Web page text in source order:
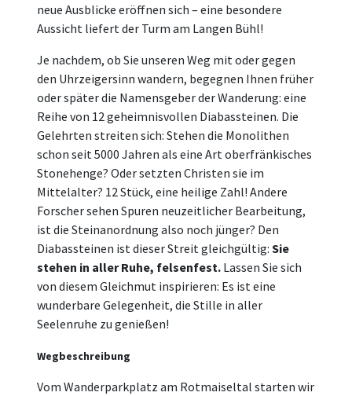
neue Ausblicke eröffnen sich – eine besondere
Aussicht liefert der Turm am Langen Bühl!
Je nachdem, ob Sie unseren Weg mit oder gegen
den Uhrzeigersinn wandern, begegnen Ihnen früher
oder später die Namensgeber der Wanderung: eine
Reihe von 12 geheimnisvollen Diabassteinen. Die
Gelehrten streiten sich: Stehen die Monolithen
schon seit 5000 Jahren als eine Art oberfränkisches
Stonehenge? Oder setzten Christen sie im
Mittelalter? 12 Stück, eine heilige Zahl! Andere
Forscher sehen Spuren neuzeitlicher Bearbeitung,
ist die Steinanordnung also noch jünger? Den
Diabassteinen ist dieser Streit gleichgültig: Sie
stehen in aller Ruhe, felsenfest. Lassen Sie sich
von diesem Gleichmut inspirieren: Es ist eine
wunderbare Gelegenheit, die Stille in aller
Seelenruhe zu genießen!
Wegbeschreibung
Vom Wanderparkplatz am Rotmaiseltal starten wir